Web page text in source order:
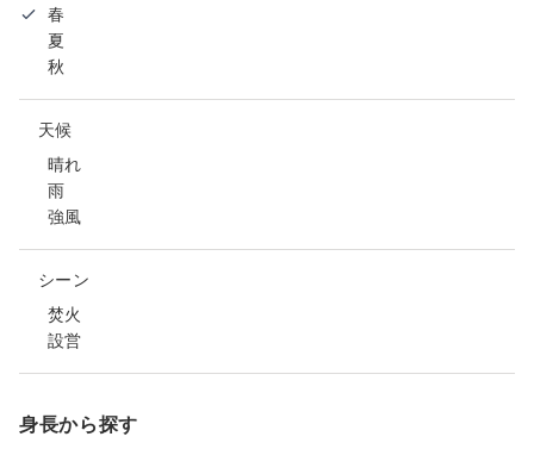
春
夏
秋
天候
晴れ
雨
強風
シーン
焚火
設営
身長から探す